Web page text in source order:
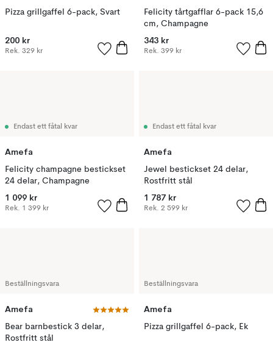
Pizza grillgaffel 6-pack, Svart
200 kr
Rek. 329 kr
Felicity tårtgafflar 6-pack 15,6
cm, Champagne
343 kr
Rek. 399 kr
Endast ett fåtal kvar
Amefa
Felicity champagne bestickset
24 delar, Champagne
1 099 kr
Rek. 1 399 kr
Endast ett fåtal kvar
Amefa
Jewel bestickset 24 delar,
Rostfritt stål
1 787 kr
Rek. 2 599 kr
Beställningsvara
Amefa
Bear barnbestick 3 delar,
Rostfritt stål
Beställningsvara
Amefa
Pizza grillgaffel 6-pack, Ek